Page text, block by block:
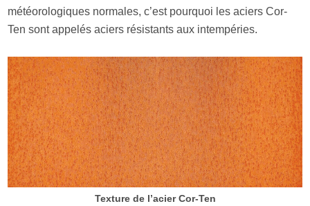
météorologiques normales, c’est pourquoi les aciers Cor-
Ten sont appelés aciers résistants aux intempéries.
Texture de l’acier Cor-Ten